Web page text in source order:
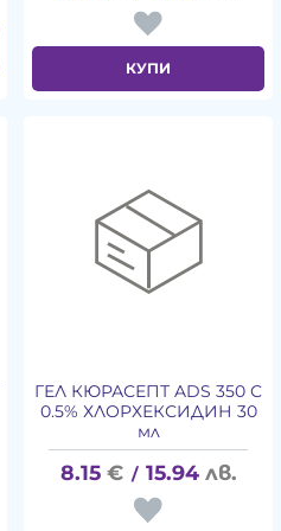
КУПИ
ГЕЛ КЮРАСЕПТ ADS 350 С
0.5% ХЛОРХЕКСИДИН 30
мл
8.15 € / 15.94 лв.